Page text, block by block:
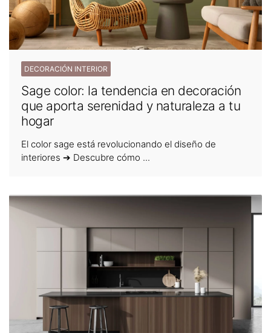
DECORACIÓN INTERIOR
Sage color: la tendencia en decoración
que aporta serenidad y naturaleza a tu
hogar
El color sage está revolucionando el diseño de
interiores ➔ Descubre cómo ...